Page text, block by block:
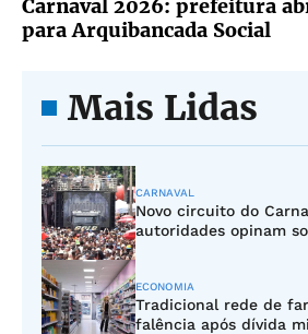
Carnaval 2026: prefeitura
para Arquibancada Social
Mais Lidas
CARNAVAL
Novo circuito do
autoridades opinam
ECONOMIA
Tradicional rede de
falência após dívida